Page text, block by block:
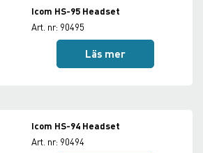
Icom HS-95 Headset
Art. nr: 90495
Läs mer
Icom HS-94 Headset
Art. nr: 90494